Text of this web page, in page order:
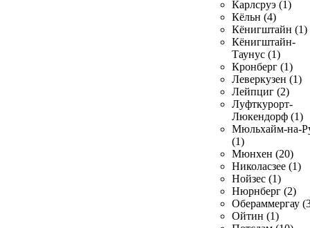
Карлсруэ (1)
Кёльн (4)
Кёнигштайн (1)
Кёнигштайн-
Таунус (1)
Кронберг (1)
Леверкузен (1)
Лейпциг (2)
Луфткурорт-
Люкендорф (1)
Мюльхайм-на-
(1)
Мюнхен (20)
Николасзее (1)
Нойзес (1)
Нюрнберг (2)
Обераммергау
Ойтин (1)